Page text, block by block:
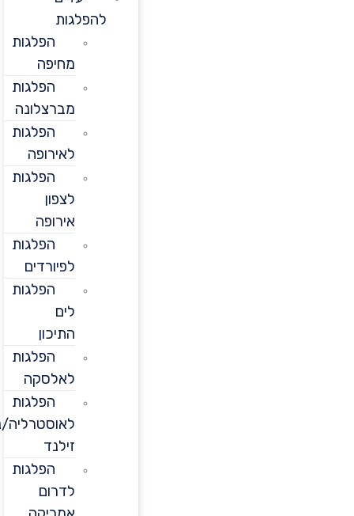
להפלגות
הפלגות
מחיפה
הפלגות
מברצלונה
הפלגות
לאירופה
הפלגות
אירופה
הפלגות
לפיורדים
הפלגות
התיכון
הפלגות
לאלסקה
הפלגות
לאוסטרליה/ניו
הפלגות
לדרום